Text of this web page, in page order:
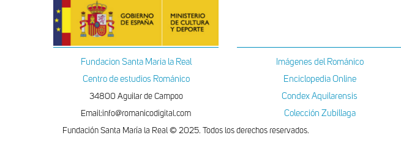
Fundacion Santa Maria la Real
Centro de estudios Románico
34800 Aguilar de Campoo
Email:info@romanicodigital.com
Imágenes del Románico
Enciclopedia Online
Condex Aquilarensis
Colección Zubillaga
Fundación Santa María la Real © 2025. Todos los derechos reservados.